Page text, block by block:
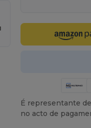
É representante
no acto de